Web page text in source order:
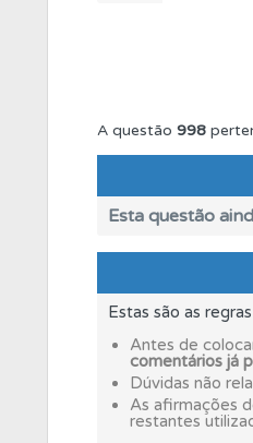
Biblioteca
Questões Pode
O teste
Veja o nível
Testes O teste
A questão 998
Esta questão
Estas são as
Antes de
comentários já
Dúvidas não
As afirmações
restantes